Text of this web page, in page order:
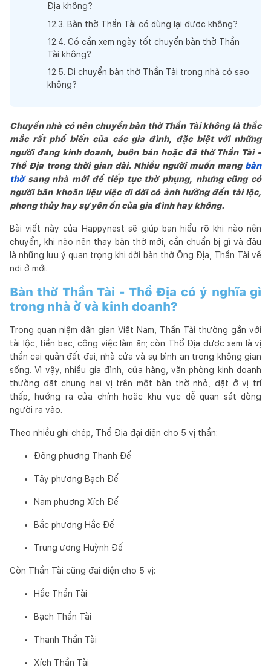
Địa không?
12.3. Bàn thờ Thần Tài có dùng lại được không?
12.4. Có cần xem ngày tốt chuyển bàn thờ Thần
Tài không?
12.5. Di chuyển bàn thờ Thần Tài trong nhà có sao
không?
Chuyển nhà có nên chuyển bàn thờ Thần Tài không là thắc
mắc rất phổ biến của các gia đình, đặc biệt với những
người đang kinh doanh, buôn bán hoặc đã thờ Thần Tài -
Thổ Địa trong thời gian dài. Nhiều người muốn mang bàn
thờsang nhà mới để tiếp tục thờ phụng, nhưng cũng có
người băn khoăn liệu việc di dời có ảnh hưởng đến tài lộc,
phong thủy hay sự yên ổn của gia đình hay không.
Bài viết này của Happynest sẽ giúp bạn hiểu rõ khi nào nên
chuyển, khi nào nên thay bàn thờ mới, cần chuẩn bị gì và đâu
là những lưu ý quan trọng khi dời bàn thờ Ông Địa, Thần Tài về
nơi ở mới.
Bàn thờ Thần Tài - Thổ Địa có ý nghĩa gì
trong nhà ở và kinh doanh?
Trong quan niệm dân gian Việt Nam, Thần Tài thường gắn với
tài lộc, tiền bạc, công việc làm ăn; còn Thổ Địa được xem là vị
thần cai quản đất đai, nhà cửa và sự bình an trong không gian
sống. Vì vậy, nhiều gia đình, cửa hàng, văn phòng kinh doanh
thường đặt chung hai vị trên một bàn thờ nhỏ, đặt ở vị trí
thấp, hướng ra cửa chính hoặc khu vực dễ quan sát dòng
người ra vào.
Theo nhiều ghi chép, Thổ Địa đại diện cho 5 vị thần:
Đông phương Thanh Đế
Tây phương Bạch Đế
Nam phương Xích Đế
Bắc phương Hắc Đế
Trung ương Huỳnh Đế
Còn Thần Tài cũng đại diện cho 5 vị:
Hắc Thần Tài
Bạch Thần Tài
Thanh Thần Tài
Xích Thần Tài